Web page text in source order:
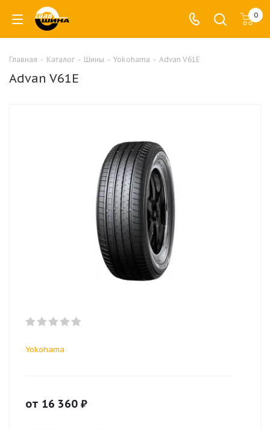
0
Главная - Каталог - Шины - Yokohama - Advan V61E
Advan V61E
Yokohama
от 16 360 ₽